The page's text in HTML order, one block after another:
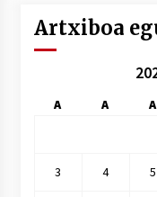
Artxiboa
A A A
3 4 5